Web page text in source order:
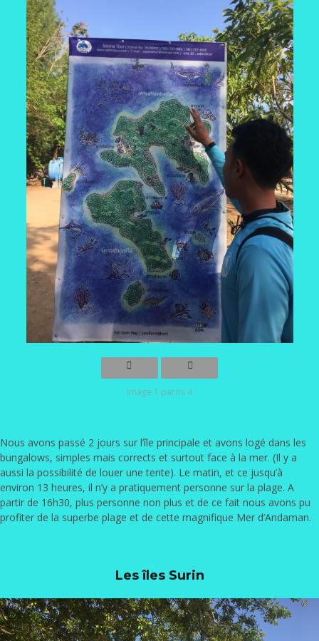
Image 1 parmi 4
Nous avons passé 2 jours sur l’île principale et avons logé dans les
bungalows, simples mais corrects et surtout face à la mer. (Il y a
aussi la possibilité de louer une tente). Le matin, et ce jusqu’à
environ 13 heures, il n’y a pratiquement personne sur la plage. A
partir de 16h30, plus personne non plus et de ce fait nous avons pu
profiter de la superbe plage et de cette magnifique Mer d’Andaman.
Les îles Surin